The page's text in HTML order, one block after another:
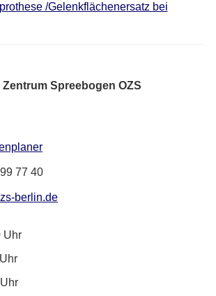
/Gelenkflächenersatz bei
Spreebogen OZS
77 40
berlin.de
Uhr